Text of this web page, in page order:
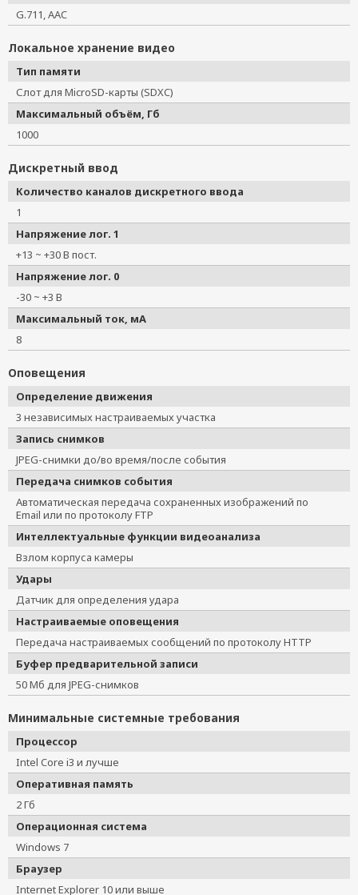
G.711, AAC
Локальное хранение видео
Тип памяти
Слот для MicroSD-карты (SDXC)
Максимальный объём, Гб
1000
Дискретный ввод
Количество каналов дискретного ввода
1
Напряжение лог. 1
+13 ~ +30 В пост.
Напряжение лог. 0
-30 ~ +3 В
Максимальный ток, мА
8
Оповещения
Определение движения
3 независимых настраиваемых участка
Запись снимков
JPEG-снимки до/во время/после события
Передача снимков события
Автоматическая передача сохраненных изображений по
Email или по протоколу FTP
Интеллектуальные функции видеоанализа
Взлом корпуса камеры
Удары
Датчик для определения удара
Настраиваемые оповещения
Передача настраиваемых сообщений по протоколу HTTP
Буфер предварительной записи
50 Мб для JPEG-снимков
Минимальные системные требования
Процессор
Intel Core i3 и лучше
Оперативная память
2 Гб
Операционная система
Windows 7
Браузер
Internet Explorer 10 или выше